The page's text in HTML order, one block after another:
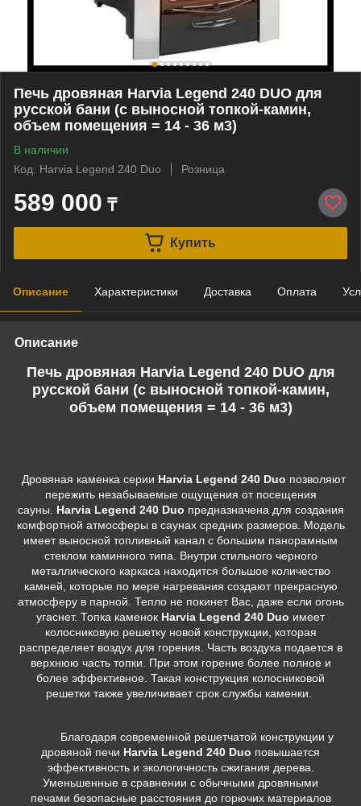
Печь дровяная Harvia Legend 240 DUO для
русской бани (с выносной топкой-камин,
объем помещения = 14 - 36 м3)
В наличии
Код: Harvia Legend 240 Duo
Розница
589 000 ₸
Купить
Описание Характеристики Доставка Оплата
Описание
Печь дровяная Harvia Legend 240 DUO для
русской бани (с выносной топкой-камин,
объем помещения = 14 - 36 м3)
Дровяная каменка серии Нarvia Legend 240 Duo позволяют
пережить незабываемые ощущения от посещения
сауны. Нarvia Legend 240 Duo предназначена для создания
комфортной атмосферы в саунах средних размеров. Модель
имеет выносной топливный канал с большим панорамным
стеклом каминного типа. Внутри стильного черного
металлического каркаса находится большое количество
камней, которые по мере нагревания создают прекрасную
атмосферу в парной. Тепло не покинет Вас, даже если огонь
угаснет. Топка каменок Нarvia Legend 240 Duo имеет
колосниковую решетку новой конструкции, которая
распределяет воздух для горения. Часть воздуха подается в
верхнюю часть топки. При этом горение более полное и
более эффективное. Такая конструкция колосниковой
решетки также увеличивает срок службы каменки.
Благодаря современной решетчатой конструкции у
дровяной печи Нarvia Legend 240 Duo повышается
эффективность и экологичность сжигания дерева.
Уменьшенные в сравнении с обычными дровяными
печами безопасные расстояния до горючих материалов